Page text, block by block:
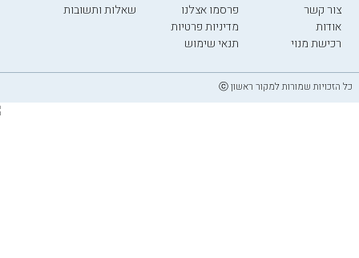
צור קשר
אודות
רכישת מנוי
פרסמו אצלנו
מדיניות פרטיות
תנאי שימוש
שאלות ותשובות
כל הזכויות שמורות למקור ראשון ⓒ